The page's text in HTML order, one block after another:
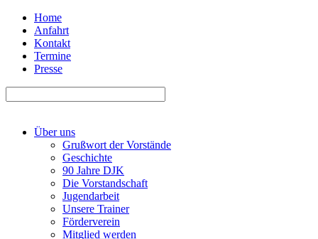
Home
Anfahrt
Kontakt
Termine
Presse
Über uns
Grußwort der Vorstände
Geschichte
90 Jahre DJK
Die Vorstandschaft
Jugendarbeit
Unsere Trainer
Förderverein
Mitglied werden